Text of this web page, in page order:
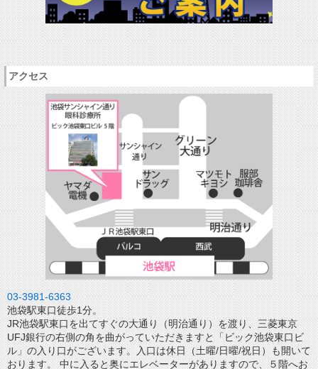
アクセス
03-3981-6363
池袋駅東口徒歩1分。
JR池袋駅東口を出てすぐの大通り（明治通り）を渡り、三菱東京
UFJ銀行の右側の角を曲がっていただきますと「ビック池袋東口ビ
ル」の入り口がございます。入口は休日（土曜/日曜/祝日）も開いて
おります。 中に入ると奥にエレベーターがありますので、５階へお